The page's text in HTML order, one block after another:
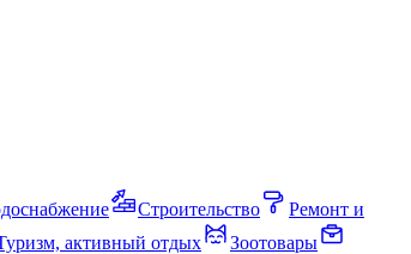
Строительство
Ремонт и
активный отдых
Зоотовары